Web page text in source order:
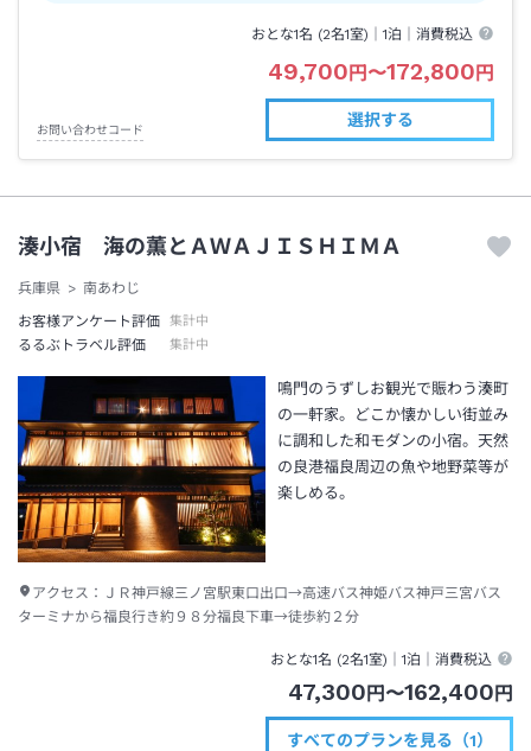
おとな1名 (2名1室)｜1泊 ｜消費税込
49,700円〜172,800円
お問い合わせコード
選択する
湊小宿 海の薫とＡＷＡＪＩＳＨＩＭＡ
兵庫県
南あわじ
お客様アンケート評価
集計中
るるぶトラベル評価 集計中
鳴門のうずしお観光で賑わう湊町
の一軒家。どこか懐かしい街並み
に調和した和モダンの小宿。天然
の良港福良周辺の魚や地野菜等が
楽しめる。
アクセス： ＪＲ神戸線三ノ宮駅東口出口→高速バス神姫バス神戸三宮バス
ターミナから福良行き約９８分福良下車→徒歩約２分
おとな1名 (2名1室)｜1泊 ｜消費税込
47,300円〜162,400円
すべてのプランを見る（1）